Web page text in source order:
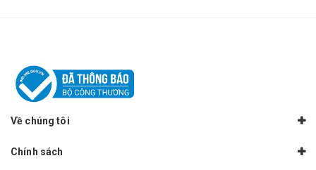
Về chúng tôi
Chính sách